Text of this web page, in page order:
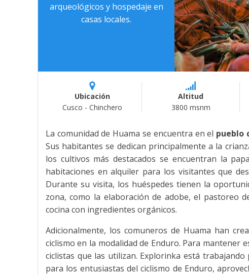
arqueológicos y hospedaje en
casas locales.
Ubicación
Cusco - Chinchero
Altitud
3800 msnm
La comunidad de Huama se encuentra en el pueblo
Sus habitantes se dedican principalmente a la
los cultivos más destacados se encuentran la
habitaciones en alquiler para los visitantes que
Durante su visita, los huéspedes tienen la
zona, como la elaboración de adobe, el pastoreo
cocina con ingredientes orgánicos.
Adicionalmente, los comuneros de Huama han
ciclismo en la modalidad de Enduro. Para
ciclistas que las utilizan. Explorinka está
para los entusiastas del ciclismo de Enduro,